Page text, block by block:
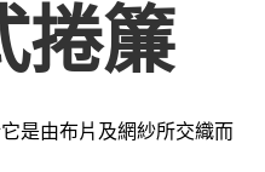
捲簾
是由布片及網紗所交織而